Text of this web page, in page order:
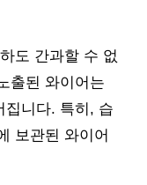
도 간과할 수 없
출된 와이어는
집니다. 특히, 습
보관된 와이어